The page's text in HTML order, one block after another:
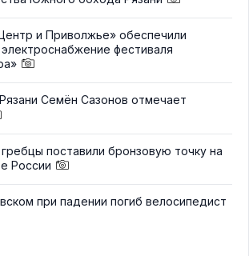
и Приволжье» обеспечили
фестиваля
Семён Сазонов отмечает
гребцы поставили бронзовую точку на
России
при падении погиб велосипедист